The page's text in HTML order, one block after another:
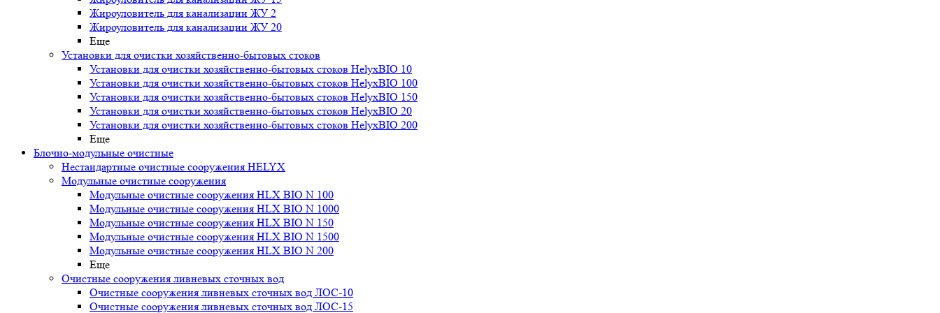
Жироуловитель для канализации ЖУ 2
Жироуловитель для канализации ЖУ 20
Еще
Установки для очистки хозяйственно-бытовых стоков
Установки для очистки хозяйственно-бытовых стоков HelyxBIO 10
Установки для очистки хозяйственно-бытовых стоков HelyxBIO 100
Установки для очистки хозяйственно-бытовых стоков HelyxBIO 150
Установки для очистки хозяйственно-бытовых стоков HelyxBIO 20
Установки для очистки хозяйственно-бытовых стоков HelyxBIO 200
Еще
Блочно-модульные очистные
Нестандартные очистные сооружения HELYX
Модульные очистные сооружения
Модульные очистные сооружения HLX BIO N 100
Модульные очистные сооружения HLX BIO N 1000
Модульные очистные сооружения HLX BIO N 150
Модульные очистные сооружения HLX BIO N 1500
Модульные очистные сооружения HLX BIO N 200
Еще
Очистные сооружения ливневых сточных вод
Очистные сооружения ливневых сточных вод ЛОС-10
Очистные сооружения ливневых сточных вод ЛОС-15